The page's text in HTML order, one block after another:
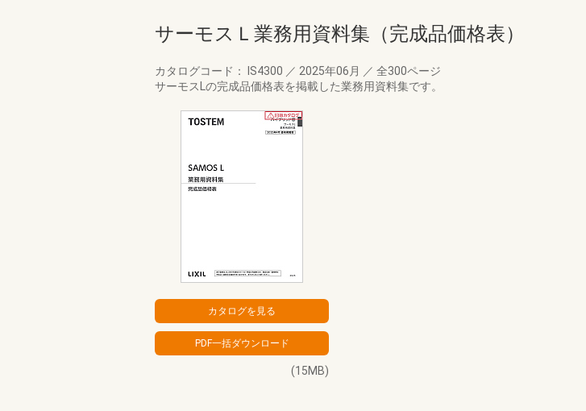
サーモスＬ業務用資料集（完成品価格表）
カタログコード： IS4300 ／ 2025年06月 ／ 全300ページ
サーモスLの完成品価格表を掲載した業務用資料集です。
(15MB)